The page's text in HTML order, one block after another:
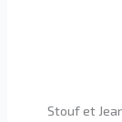
Stouf et